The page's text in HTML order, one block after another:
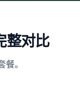
整对比
。